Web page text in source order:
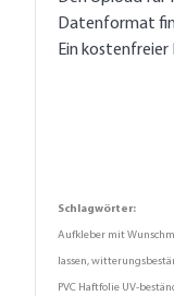
Datenformat
Ein
Schlagwörter:
Aufkleber mit
lassen,
PVC Haftfolie UV-